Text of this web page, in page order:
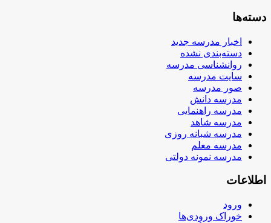
دسته‌ها
اخبار مدرسه جدید
دسته‌بندی نشده
روانشناسی مدرسه
سایت مدرسه
صور مدرسه
مدرسه دانش
مدرسه راهنمایی
مدرسه شاهد
مدرسه شبانه روزی
مدرسه معلم
مدرسه نمونه دولتی
اطلاعات
ورود
خوراک ورودی‌ها